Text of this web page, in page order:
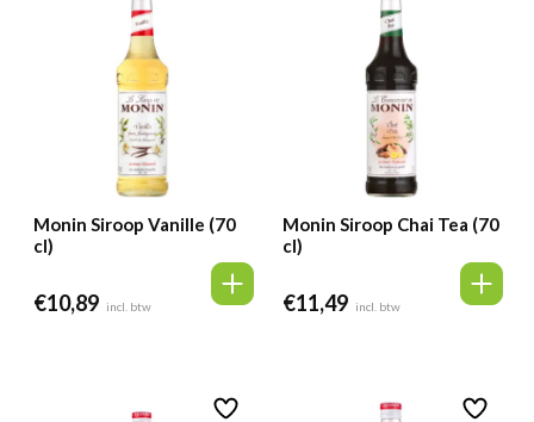
Monin Siroop Vanille (70
cl)
€10,89 incl. btw
Monin Siroop Chai Tea (70
cl)
€11,49 incl. btw